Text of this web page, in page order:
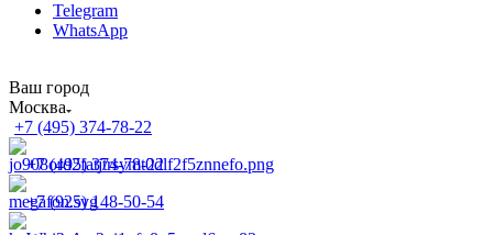
Telegram
WhatsApp
Ваш город
Москва
+7 (495) 374-78-22
+7 (495) 374-78-22
+7 (925) 148-50-54